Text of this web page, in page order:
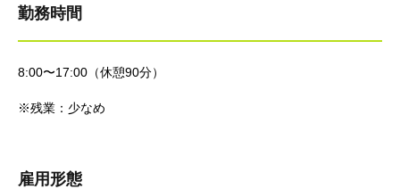
勤務時間
8:00〜17:00（休憩90分）
※残業：少なめ
雇用形態